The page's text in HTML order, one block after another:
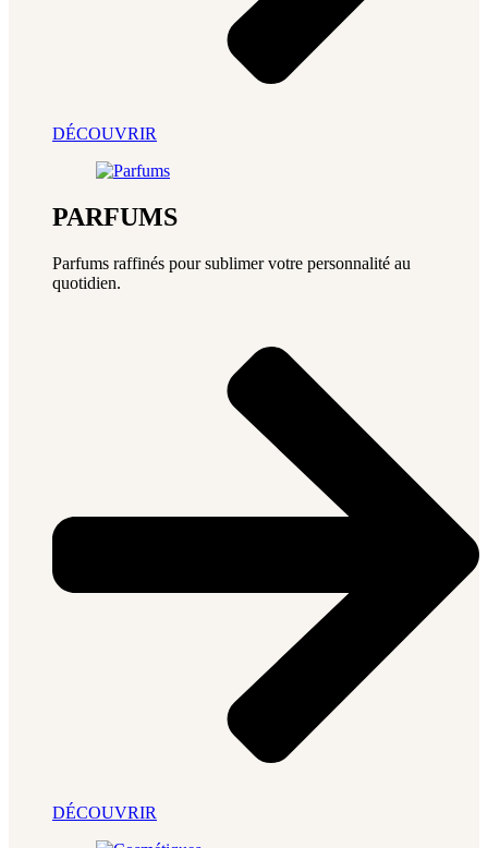
DÉCOUVRIR
PARFUMS
Parfums raffinés pour sublimer votre personnalité au
quotidien.
DÉCOUVRIR